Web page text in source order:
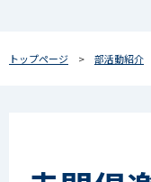
トップページ 部活動紹介